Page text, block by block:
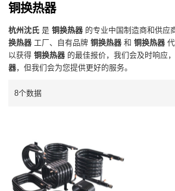
铜换热器
杭州沈氏 是铜换热器 的专业中国制造商和供
换热器 工厂、自有品牌铜换热器 和铜换热器
以获得铜换热器 的最佳报价，我们会及时响应
器，但我们会为您提供更好的服务。
8个数据